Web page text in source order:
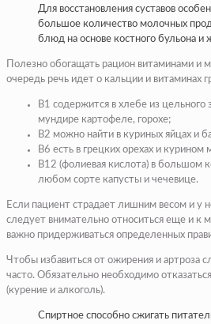
Для восстановления суставов
большое количество молочных
блюд на основе костного бульона и
Полезно обогащать рацион витаминами и
очередь речь идет о кальции и витаминах
В1 содержится в хлебе из цельного
мундире картофеле, горохе;
В2 можно найти в куриных яйцах и
В6 есть в грецких орехах и курином
В12 (фолиевая кислота) в большом
любом сорте капусты и чечевице.
Если пациент страдает лишним весом и у
следует внимательно относиться еще и к
важно придерживаться определенных
Чтобы избавиться от ожирения и артроза
часто. Обязательно необходимо
(курение и алкоголь).
Спиртное способно сжигать